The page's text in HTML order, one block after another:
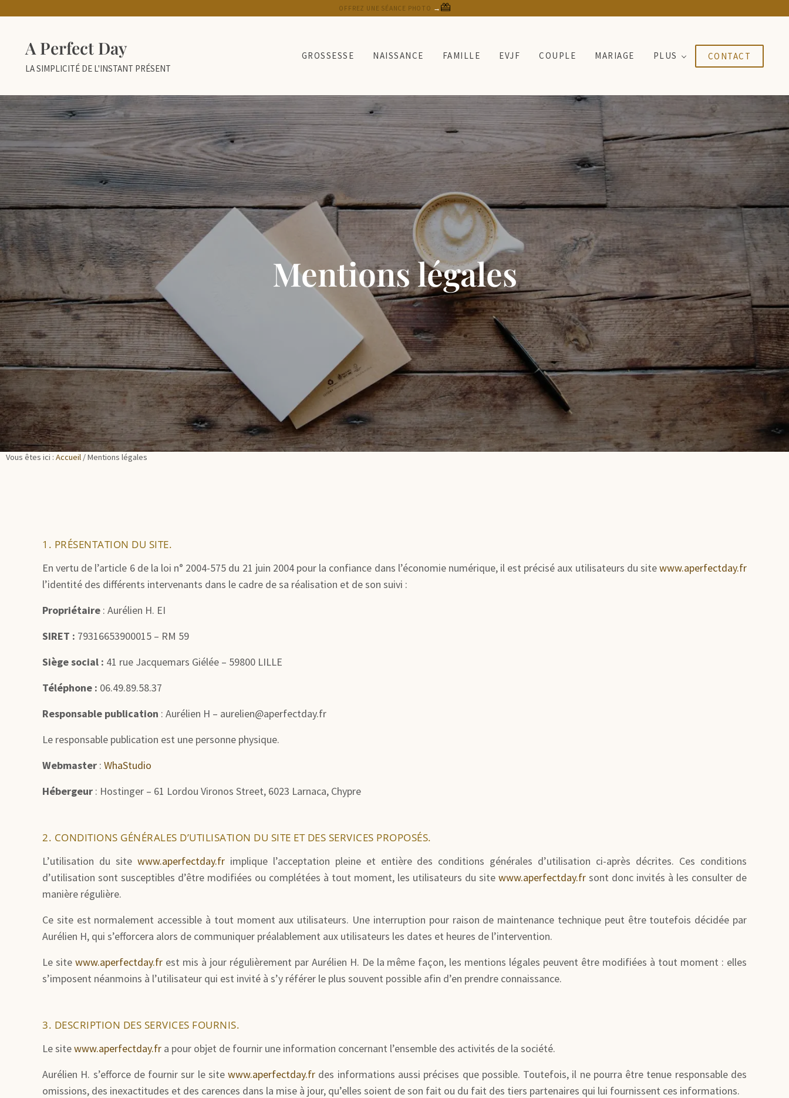
OFFREZ UNE SÉANCE PHOTO →
A Perfect Day
LA SIMPLICITÉ DE L'INSTANT PRÉSENT
GROSSESSE NAISSANCE FAMILLE EVJF COUPLE MARIAGE PLUS CONTACT
Mentions légales
Vous êtes ici : Accueil /Mentions légales
1. PRÉSENTATION DU SITE.
En vertu de l’article 6 de la loi n° 2004-575 du 21 juin 2004 pour la confiance dans l’économie numérique, il est précisé aux utilisateurs du sitewww.aperfectday.fr
l’identité des différents intervenants dans le cadre de sa réalisation et de son suivi :
Propriétaire : Aurélien H. EI
SIRET : 79316653900015 – RM 59
Siège social : 41 rue Jacquemars Giélée – 59800 LILLE
Téléphone : 06.49.89.58.37
Responsable publication : Aurélien H – aurelien@aperfectday.fr
Le responsable publication est une personne physique.
Webmaster : WhaStudio
Hébergeur : Hostinger – 61 Lordou Vironos Street, 6023 Larnaca, Chypre
2. CONDITIONS GÉNÉRALES D’UTILISATION DU SITE ET DES SERVICES PROPOSÉS.
L’utilisation du site www.aperfectday.frimplique l’acceptation pleine et entière des conditions générales d’utilisation ci-après décrites. Ces conditions
d’utilisation sont susceptibles d’être modifiées ou complétées à tout moment, les utilisateurs du site www.aperfectday.fr sont donc invités à les consulter de
manière régulière.
Ce site est normalement accessible à tout moment aux utilisateurs. Une interruption pour raison de maintenance technique peut être toutefois décidée par
Aurélien H, qui s’efforcera alors de communiquer préalablement aux utilisateurs les dates et heures de l’intervention.
Le site www.aperfectday.frest mis à jour régulièrement par Aurélien H. De la même façon, les mentions légales peuvent être modifiées à tout moment : elles
s’imposent néanmoins à l’utilisateur qui est invité à s’y référer le plus souvent possible afin d’en prendre connaissance.
3. DESCRIPTION DES SERVICES FOURNIS.
Le sitewww.aperfectday.fr a pour objet de fournir une information concernant l’ensemble des activités de la société.
Aurélien H. s’efforce de fournir sur le sitewww.aperfectday.fr des informations aussi précises que possible. Toutefois, il ne pourra être tenue responsable des
omissions, des inexactitudes et des carences dans la mise à jour, qu’elles soient de son fait ou du fait des tiers partenaires qui lui fournissent ces informations.